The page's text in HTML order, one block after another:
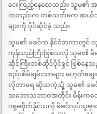
ငေးကြည့်နေလေသည်။ သူမ၏ အ
ကတည်းက တစ်သက်မက ဆယ်သက်
များကို ပိုင်ဆိုင်ခဲ့ သည်။
သူမ၏ ဖခင်က နိုင်ငံတကာတွင်
ကုန်သည်ကြီးဖြစ်သလို သူမ၏ မိ
ဆိုင်ကြီးတစ်ဆိုင်ပိုင်ရှင် ဖြစ်န
စည်းစိမ်ချမ်းသာများ မဟုတ်ချ
လိုတာမရ ဆိုသကဲ့သို့ သူမ၏ ဖခင်
သဘောသဘာဝအတိုင်း မိန်းကလေ
ဂရုမစိုက်နိုင်သလို မိခင်လုပ်သူမှာ